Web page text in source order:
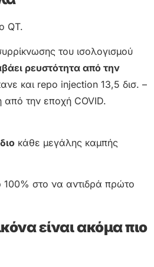
QT.
του ισολογισμού
ρευστότητα από την
και repo injection 13,5 δισ. –
από την εποχή COVID.
κάθε μεγάλης καμπής
100% στο να αντιδρά πρώτο
είναι ακόμα πιο